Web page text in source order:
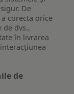
De
corecta orice
dvs.,
în livrarea
de